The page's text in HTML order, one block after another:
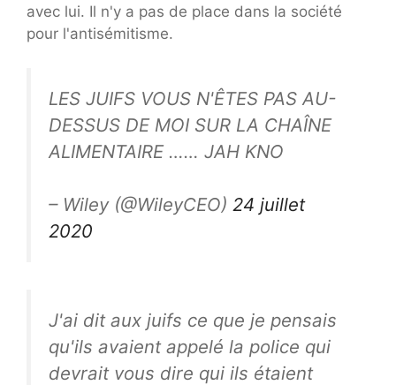
avec lui. Il n'y a pas de place dans la société
pour l'antisémitisme.
LES JUIFS VOUS N'ÊTES PAS AU-
DESSUS DE MOI SUR LA CHAÎNE
ALIMENTAIRE …… JAH KNO
– Wiley (@WileyCEO) 24 juillet
2020
J'ai dit aux juifs ce que je pensais
qu'ils avaient appelé la police qui
devrait vous dire qui ils étaient